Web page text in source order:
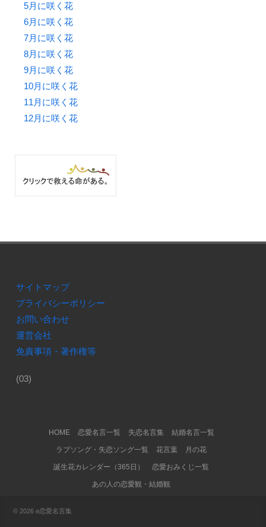
5月に咲く花
6月に咲く花
7月に咲く花
8月に咲く花
9月に咲く花
10月に咲く花
11月に咲く花
12月に咲く花
サイトマップ
プライバシーポリシー
お問い合わせ
運営会社
免責事項・著作権等
(03)
Footer MenuHOME 恋愛名言一覧 失恋名言集 結婚名言一覧
ラブソング・失恋ソング一覧 花言葉 月の花
誕生花カレンダー（365日） 恋愛おみくじ一覧
あの人の恋愛観・結婚観
© 2026 e恋愛名言集